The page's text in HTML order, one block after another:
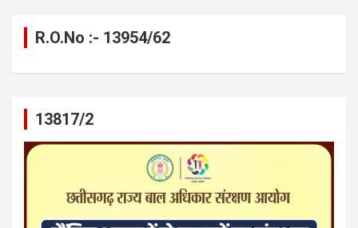
R.O.No :- 13954/62
13817/2